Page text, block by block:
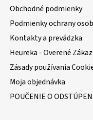
Obchodné podmienky
Podmienky ochrany
Kontakty a prevádzka
Heureka - Overené
Zásady používania
Moja objednávka
POUČENIE O